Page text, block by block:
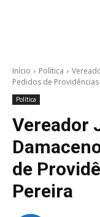
Início Política
Pedidos de
Política
Vereador
de
Pereira